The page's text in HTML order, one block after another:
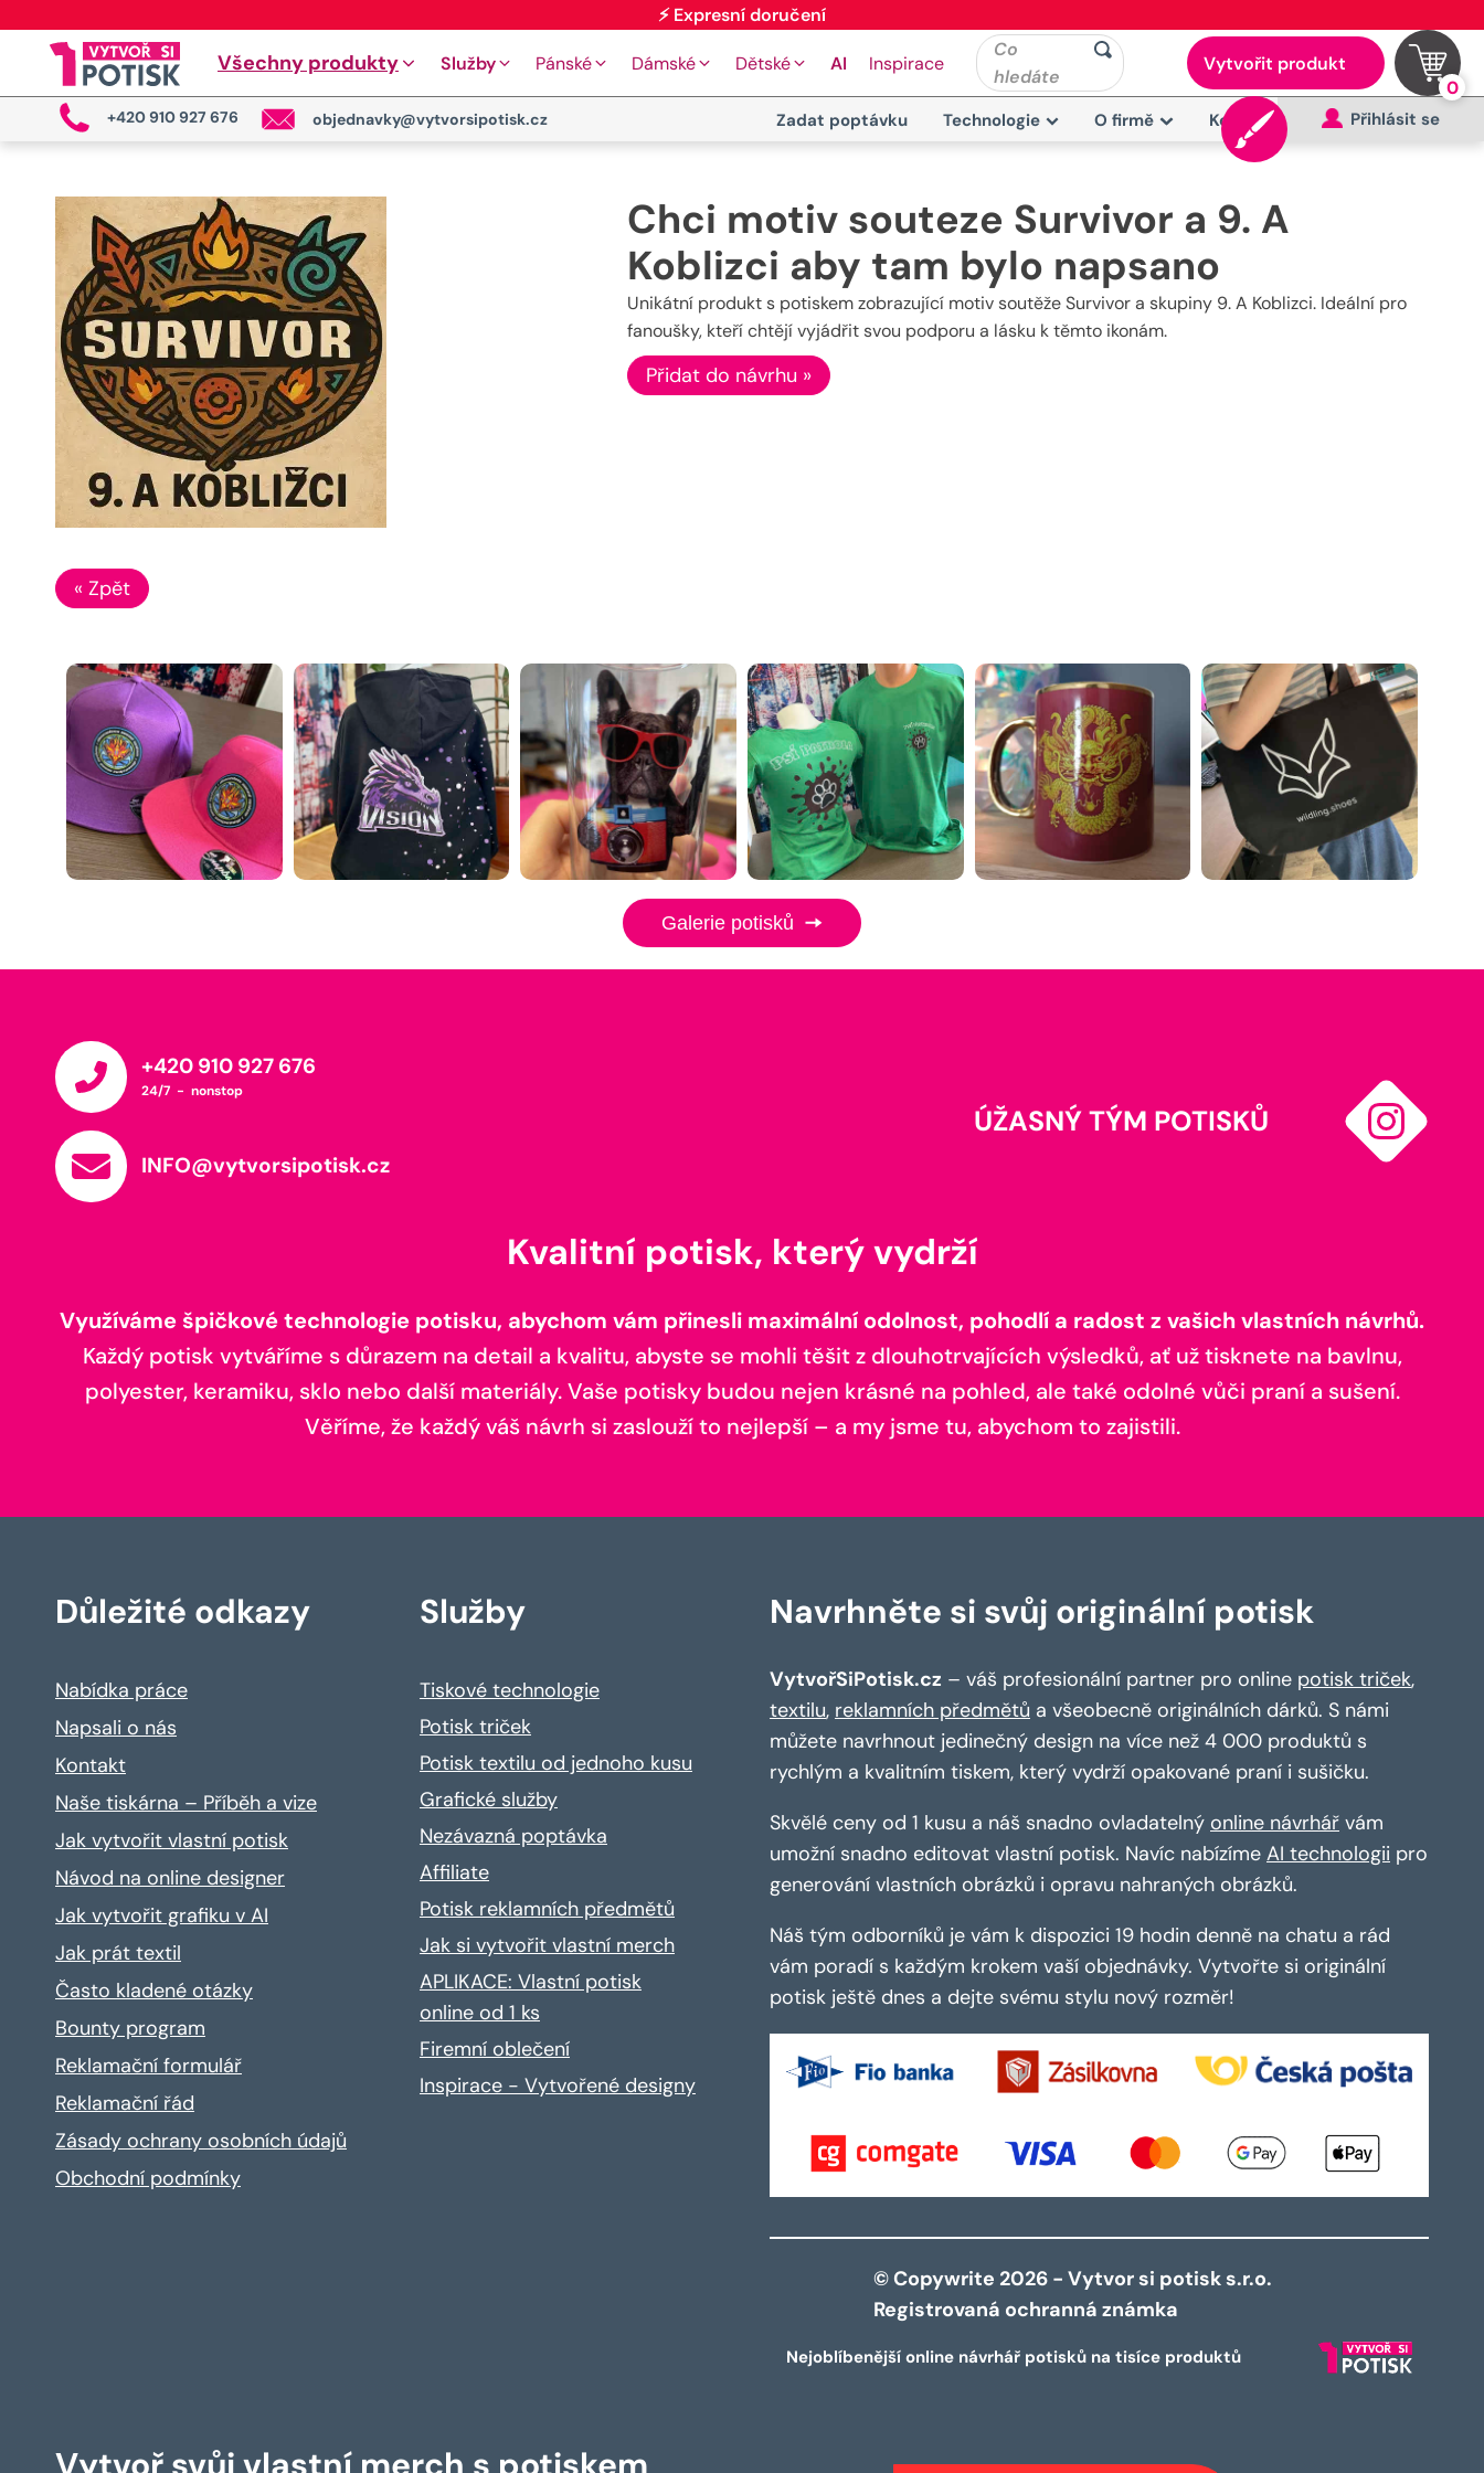
Všechny produkty Služby Pánské Dámské Dětské AI Inspirace
Co
hledáte
Vytvořit produkt
0
+420 910 927 676 objednavky@vytvorsipotisk.cz Zadat poptávku Technologie O firmě Kontakt Přihlásit se
Chci motiv souteze Survivor a 9. A
Koblizci aby tam bylo napsano
Unikátní produkt s potiskem zobrazující motiv soutěže Survivor a skupiny 9. A Koblizci. Ideální pro
fanoušky, kteří chtějí vyjádřit svou podporu a lásku k těmto ikonám.
Přidat do návrhu »
« Zpět
Galerie potisků
+420 910 927 676
24/7 - nonstop
INFO@vytvorsipotisk.cz
ÚŽASNÝ TÝM POTISKŮ
Kvalitní potisk, který vydrží
Využíváme špičkové technologie potisku, abychom vám přinesli maximální odolnost, pohodlí a radost z vašich vlastních návrhů.
Každý potisk vytváříme s důrazem na detail a kvalitu, abyste se mohli těšit z dlouhotrvajících výsledků, ať už tisknete na bavlnu,
polyester, keramiku, sklo nebo další materiály. Vaše potisky budou nejen krásné na pohled, ale také odolné vůči praní a sušení.
Věříme, že každý váš návrh si zaslouží to nejlepší – a my jsme tu, abychom to zajistili.
Důležité odkazy
Nabídka práce
Napsali o nás
Kontakt
Naše tiskárna – Příběh a vize
Jak vytvořit vlastní potisk
Návod na online designer
Jak vytvořit grafiku v AI
Jak prát textil
Často kladené otázky
Bounty program
Reklamační formulář
Reklamační řád
Zásady ochrany osobních údajů
Obchodní podmínky
Služby
Tiskové technologie
Potisk triček
Potisk textilu od jednoho kusu
Grafické služby
Nezávazná poptávka
Affiliate
Potisk reklamních předmětů
Jak si vytvořit vlastní merch
APLIKACE: Vlastní potisk
online od 1 ks
Firemní oblečení
Inspirace - Vytvořené designy
Navrhněte si svůj originální potisk
VytvořSiPotisk.cz – váš profesionální partner pro online potisk triček,
textilu, reklamních předmětů a všeobecně originálních dárků. S námi
můžete navrhnout jedinečný design na více než 4 000 produktů s
rychlým a kvalitním tiskem, který vydrží opakované praní i sušičku.
Skvělé ceny od 1 kusu a náš snadno ovladatelný online návrhář vám
umožní snadno editovat vlastní potisk. Navíc nabízíme AI technologii pro
generování vlastních obrázků i opravu nahraných obrázků.
Náš tým odborníků je vám k dispozici 19 hodin denně na chatu a rád
vám poradí s každým krokem vaší objednávky. Vytvořte si originální
potisk ještě dnes a dejte svému stylu nový rozměr!
© Copywrite 2026 - Vytvor si potisk s.r.o.
Registrovaná ochranná známka
Nejoblíbenější online návrhář potisků na tisíce produktů